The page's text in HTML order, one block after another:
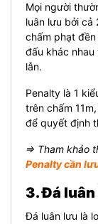
Mọi người
luân lưu bởi
chấm phạt
đấu khác nhau
lẫn.
Penalty là 1
trên chấm
để quyết định
⇒ Tham khảo
Penalty cần
3. Đá
Đá luân lưu là